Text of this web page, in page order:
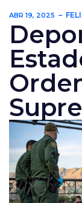
ABR 19, 2025